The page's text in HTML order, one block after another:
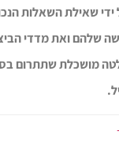
שאילת השאלות
שלהם ואת מדדי
מושכלת שתתרום